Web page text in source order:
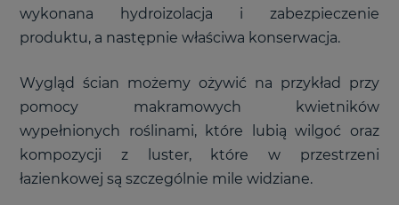
wykonana hydroizolacja i zabezpieczenie
produktu, a następnie właściwa konserwacja.
Wygląd ścian możemy ożywić na przykład przy
pomocy makramowych kwietników
wypełnionych roślinami, które lubią wilgoć oraz
kompozycji z luster, które w przestrzeni
łazienkowej są szczególnie mile widziane.